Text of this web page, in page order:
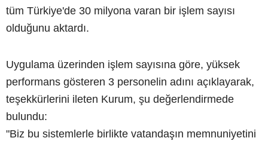
tüm Türkiye'de 30 milyona varan bir işlem sayısı
olduğunu aktardı.
Uygulama üzerinden işlem sayısına göre, yüksek
performans gösteren 3 personelin adını açıklayarak,
teşekkürlerini ileten Kurum, şu değerlendirmede
bulundu:
"Biz bu sistemlerle birlikte vatandaşın memnuniyetini